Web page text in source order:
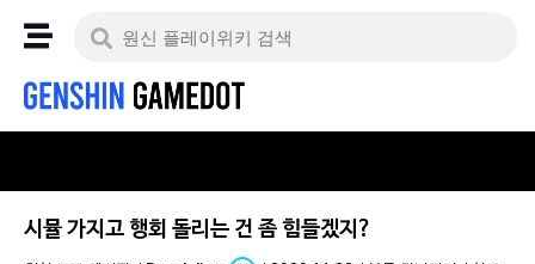
시뮬 가지고 행회 돌리는 건 좀 힘들겠지?